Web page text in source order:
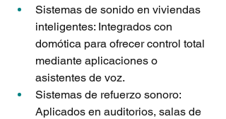
Sistemas de sonido en viviendas
inteligentes: Integrados con
domótica para ofrecer control total
mediante aplicaciones o
asistentes de voz.
Sistemas de refuerzo sonoro:
Aplicados en auditorios, salas de